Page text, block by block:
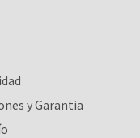
y Garantia